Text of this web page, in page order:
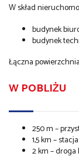
W skład
budynek
budynek
Łączna
W POBLIŻU
250 m –
1,5 km –
2 km – droga